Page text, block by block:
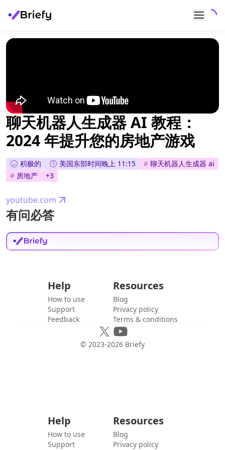
聊天机器人生成器 AI 教程：
2024 年提升您的房地产游戏
积极的 美国东部时间晚上 11:15 # 聊天机器人生成器 ai
# 房地产 +3
youtube.com
有问必答
Help
How to use
Support
Feedback
Resources
Blog
Privacy policy
Terms & conditions
© 2023-2026 Briefy
Help
How to use
Support
Resources
Blog
Privacy policy